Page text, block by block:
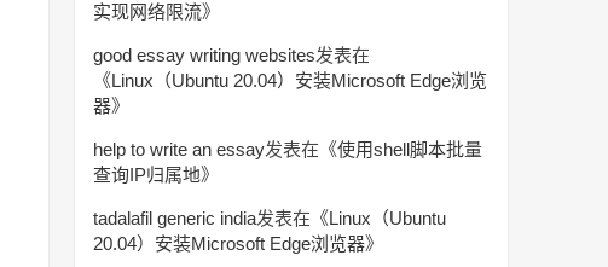
实现网络限流》
good essay writing websites发表在
《Linux（Ubuntu 20.04）安装Microsoft Edge浏览
器》
help to write an essay发表在《使用shell脚本批量
查询IP归属地》
tadalafil generic india发表在《Linux（Ubuntu
20.04）安装Microsoft Edge浏览器》